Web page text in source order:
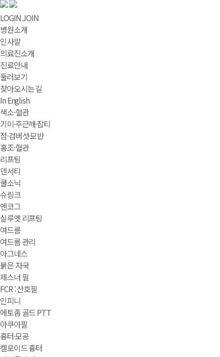
LOGINJOIN
병원소개
인사말
의료진소개
진료안내
둘러보기
찾아오시는 길
In English
색소·혈관
기미·주근깨·잡티
점·검버섯·모반
홍조·혈관
리프팅
덴서티
쿨소닉
슈링크
엔코그
실루엣 리프팅
여드름
여드름 관리
아그네스
붉은 자국
제스너 필
FCR : 산호필
인피니
에토좀 골드 PTT
아쿠아필
흉터·모공
켈로이드 흉터